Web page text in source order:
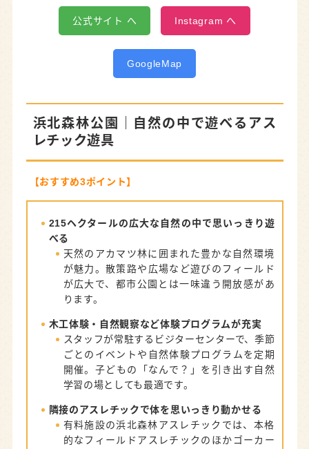
公式サイト へ Instagram へ
GoogleMap
浜北森林公園
｜自然の中で遊べるアス
レチック遊具
【おすすめ3ポイント】
215ヘクタールの広大な自然の中で思いっきり遊
べる
天然のアカマツ林に囲まれた豊かな自然環境
が魅力。散策路や広場など遊びのフィールド
が広大で、都市公園とは一味違う開放感があ
ります。
木工体験・自然観察など体験プログラムが充実
スタッフが常駐するビジターセンターで、季節
ごとのイベントや自然体験プログラムを定期
開催。子どもの「なんで？」を引き出す自然
学習の場としても最適です。
隣接のアスレチックで体を思いっきり動かせる
有料施設の浜北森林アスレチックでは、本格
的なフィールドアスレチックのほかゴーカー